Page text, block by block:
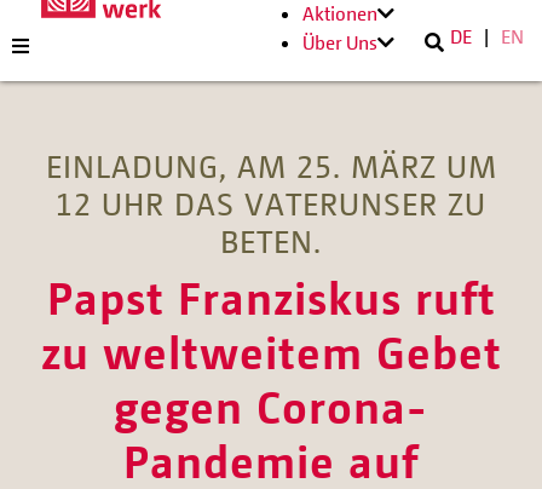
Aktionen
Über Uns
DE EN
EINLADUNG, AM 25. MÄRZ UM
12 UHR DAS VATERUNSER ZU
BETEN.
Papst Franziskus ruft
zu weltweitem Gebet
gegen Corona-
Pandemie auf